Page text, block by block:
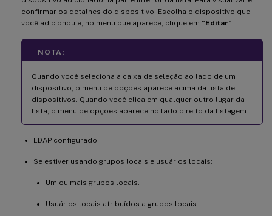
confirmar os detalhes do dispositivo: Escolha o dispositivo que
você adicionou e, no menu que aparece, clique em “Editar”
NOTA:
Quando você seleciona a caixa de seleção ao lado de um
dispositivo, o menu de opções aparece acima da lista de
dispositivos. Quando você clica em qualquer outro lugar da
lista, o menu de opções aparece no lado direito da listagem.
LDAP configurado
Se estiver usando grupos locais e usuários locais:
Um ou mais grupos locais.
Usuários locais atribuídos a grupos locais.